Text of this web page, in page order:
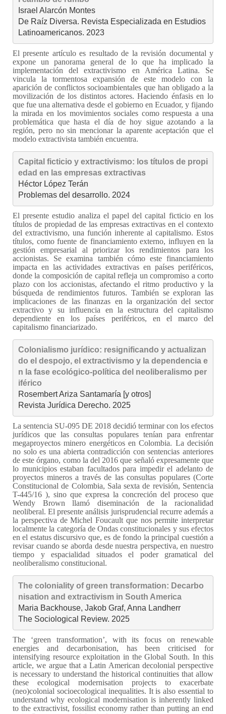
Israel Alarcón Montes
De Raíz Diversa. Revista Especializada en Estudios
Latinoamericanos. 2023
El presente artículo es resultado de la revisión documental y
expone un panorama general de lo que ha implicado la
implementación del extractivismo en América Latina. Se
vincula la tormentosa expansión de este modelo con la
aparición de conflictos socioambientales que han obligado a la
movilización de los distintos actores. Haciendo énfasis en lo
que fue unaalternativa desde el gobierno en Ecuador, y fijando
la mirada en los movimientos sociales comorespuesta a una
problemática que hasta el día de hoy sigue azotando a la
región, pero no sinmencionar la aparente aceptación que el
modelo extractivista también encuentra.
Capital ficticio y extractivismo: los títulos de propi
edad en las empresas extractivas
Héctor López Terán
Problemas del desarrollo. 2024
El presente estudio analiza el papel del capital ficticio en los
títulos de propiedad de las empresas extractivas en el contexto
del extractivismo, una función inherente al capitalismo. Estos
títulos, como fuente de financiamiento externo, influyen en la
gestión empresarial al priorizar los rendimientos para los
accionistas. Se examina también cómo este financiamiento
impacta en las actividades extractivas en países periféricos,
donde la composición de capital refleja un compromiso a corto
plazo con los accionistas, afectando el ritmo productivo y la
búsqueda de rendimientos futuros. También se exploran las
implicaciones de las finanzas en la organización del sector
extractivo y su influencia en la estructura del capitalismo
dependiente en los países periféricos, en el marco del
capitalismo financiarizado.
Colonialismo jurídico: resignificando y actualizan
do el despojo, el extractivismo y la dependencia e
n la fase ecológico-política del neoliberalismo per
iférico
Rosembert Ariza Santamaría [y otros]
Revista Jurídica Derecho. 2025
La sentencia SU-095 DE 2018 decidió terminar con los efectos
jurídicos que las consultas populares tenían para enfrentar
megaproyectos minero energéticos en Colombia. La decisión
no solo es una abierta contradicción con sentencias anteriores
de este órgano, como la del 2016 que señaló expresamente que
lo municipios estaban facultados para impedir el adelanto de
proyectos mineros a través de las consultas populares (Corte
Constitucional de Colombia, Sala sexta de revisión, Sentencia
T-445/16 ), sino que expresa la concreción del proceso que
Wendy Brown llamó diseminación de la racionalidad
neoliberal. El presente análisis jurisprudencial recurre además a
la perspectiva de Michel Foucault que nos permite interpretar
localmente la categoría de Ondas constitucionales y sus efectos
en el estatus discursivo que, es de fondo la principal cuestión a
revisar cuando se aborda desde nuestra perspectiva, en nuestro
tiempo y espacialidad situados el poder gramatical del
neoliberalismo constitucional.
The coloniality of green transformation: Decarbo
nisation and extractivism in South America
Maria Backhouse, Jakob Graf, Anna Landherr
The Sociological Review. 2025
The ‘green transformation’, with its focus on renewable
energies and decarbonisation, has been criticised for
intensifying resource exploitation in the Global South. In this
article, we argue that a Latin American decolonial perspective
is necessary to understand the historical continuities that allow
these ecological modernisation projects to exacerbate
(neo)colonial socioecological inequalities. It is also essential to
understand why ecological modernisation is inherently linked
to the extractivist, fossilist economy rather than putting an end